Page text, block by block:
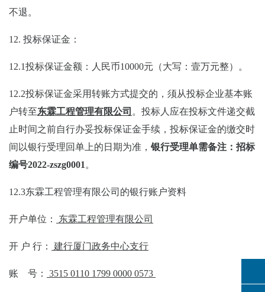
不退 。
12. 投标保证金：
12.1投标保证金额：人民币10000元（大写： 壹万元整）。
12.2投标保证金采用转账方式提交的，须从投标企业基本账
户转至东霖工程管理有限公司 。投标人应在投标文件递交截
止时间之前自行办妥投标保证金手续，投标保证金的缴交时
间以银行受理回单上的日期为准， 银行受理单需备注：招标
编号2022-zszg0001 。
12.3东霖工程管理有限公司 的银行账户资料
开户单位： 东霖工程管理有限公司
开 户 行： 建行厦门政务中心支行
账 号： 3515 0110 1799 0000 0573